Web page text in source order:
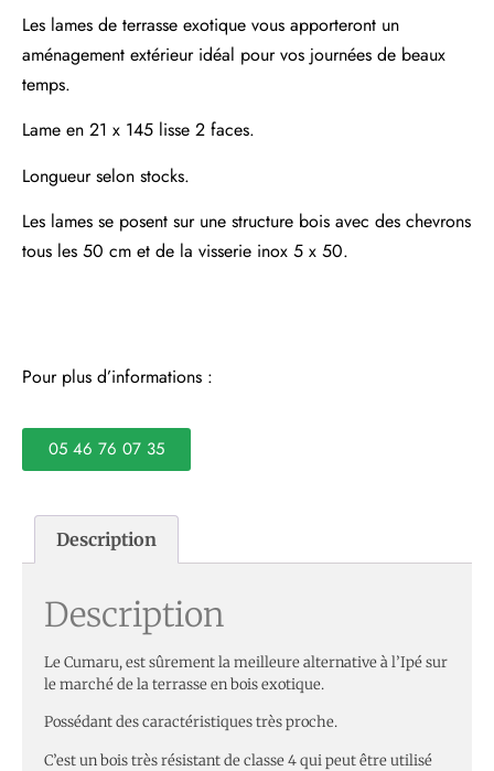
Les lames de terrasse exotique vous apporteront un
aménagement extérieur idéal pour vos journées de beaux
temps.
Lame en 21 x 145 lisse 2 faces.
Longueur selon stocks.
Les lames se posent sur une structure bois avec des chevrons
tous les 50 cm et de la visserie inox 5 x 50.
Pour plus d’informations :
05 46 76 07 35
Description
Description
Le Cumaru, est sûrement la meilleure alternative à l’Ipé sur
le marché de la terrasse en bois exotique.
Possédant des caractéristiques très proche.
C’est un bois très résistant de classe 4 qui peut être utilisé